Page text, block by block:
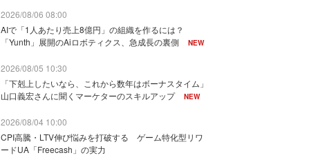
2026/08/06 08:00
AIで「1人あたり売上8億円」の組織を作るには？
「Yunth」展開のAiロボティクス、急成長の裏側
NEW
2026/08/05 10:30
「下剋上したいなら、これから数年はボーナスタイム」
山口義宏さんに聞くマーケターのスキルアップ
NEW
2026/08/04 10:00
CPI高騰・LTV伸び悩みを打破する ゲーム特化型リワ
ードUA「Freecash」の実力